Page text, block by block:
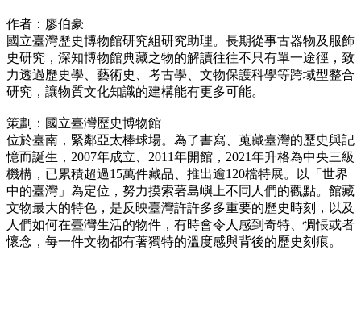
作者：廖伯豪
國立臺灣歷史博物館研究組研究助理。長期從事古器物及服飾
史研究，深知博物館典藏之物的解讀往往不只有單一途徑，致
力透過歷史學、藝術史、考古學、文物保護科學等跨域型整合
研究，讓物質文化知識的建構能有更多可能。
策劃：國立臺灣歷史博物館
位於臺南，緊鄰亞太棒球場。為了書寫、蒐藏臺灣的歷史與記
憶而誕生，2007年成立、2011年開館，2021年升格為中央三級
機構，已累積超過15萬件藏品、推出逾120檔特展。以「世界
中的臺灣」為定位，努力摸索著島嶼上不同人們的觀點。館藏
文物最大的特色，是反映臺灣許許多多重要的歷史時刻，以及
人們如何在臺灣生活的物件，有時會令人感到奇特、惆悵或者
懷念，每一件文物都有著獨特的溫度感與背後的歷史刻痕。